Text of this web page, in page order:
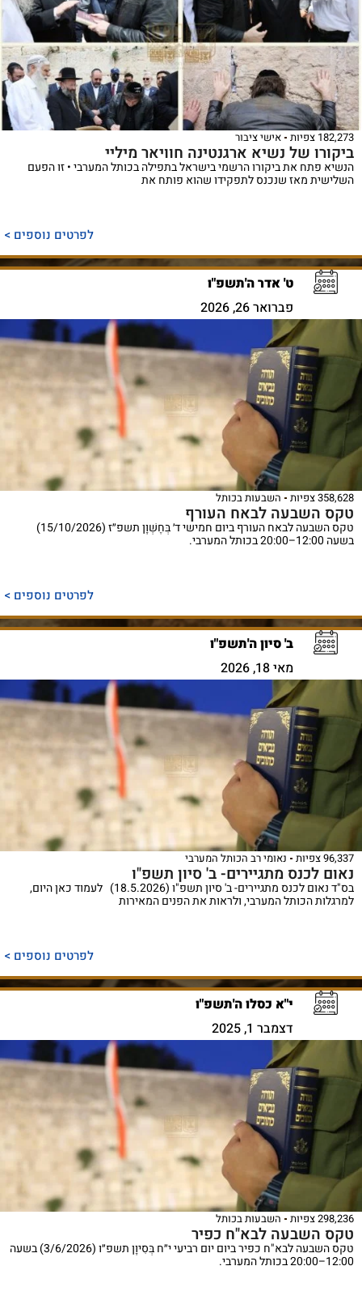
182,273 צפיות אישי ציבור
ביקורו של נשיא ארגנטינה חוויאר מיליי
הנשיא פתח את ביקורו הרשמי בישראל בתפילה בכותל המערבי • זו הפעם
השלישית מאז שנכנס לתפקידו שהוא פותח את
לפרטים נוספים >
ט' אדר ה'תשפ"ו
פברואר 26, 2026
358,628 צפיות השבעות בכותל
טקס השבעה לבאח העורף
טקס השבעה לבאח העורף ביום חמישי ד׳ בְּחֶשְׁוָן תשפ״ז (15/10/2026)
בשעה 12:00–20:00 בכותל המערבי.
לפרטים נוספים >
ב' סיון ה'תשפ"ו
מאי 18, 2026
96,337 צפיות נאומי רב הכותל המערבי
נאום לכנס מתגיירים- ב' סיון תשפ"ו
בס"ד נאום לכנס מתגיירים- ב' סיון תשפ"ו (18.5.2026) לעמוד כאן היום,
למרגלות הכותל המערבי, ולראות את הפנים המאירות
לפרטים נוספים >
י"א כסלו ה'תשפ"ו
דצמבר 1, 2025
298,236 צפיות השבעות בכותל
טקס השבעה לבא"ח כפיר
טקס השבעה לבא"ח כפיר ביום יום רביעי י״ח בְּסִיוָן תשפ״ו (3/6/2026) בשעה
12:00–20:00 בכותל המערבי.